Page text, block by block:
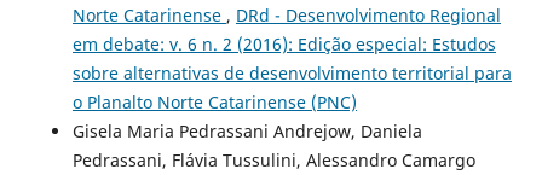
Norte Catarinense , DRd - Desenvolvimento Regional
em debate: v. 6 n. 2 (2016): Edição especial: Estudos
sobre alternativas de desenvolvimento territorial para
o Planalto Norte Catarinense (PNC)
Gisela Maria Pedrassani Andrejow, Daniela
Pedrassani, Flávia Tussulini, Alessandro Camargo